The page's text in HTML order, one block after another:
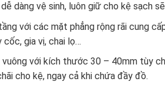
dàng vệ sinh, luôn giữ cho kệ sạch
với các mặt phẳng rộng rãi cung
gia vị, chai lọ…
vuông với kích thước 30 – 40mm tùy
cho kệ, ngay cả khi chứa đầy đồ.